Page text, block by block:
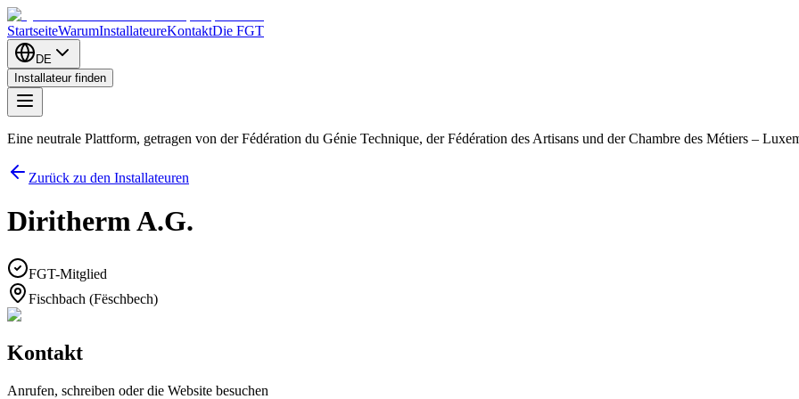
StartseiteWarumInstallateureKontaktDie FGT
DE
Installateur finden
Eine neutrale Plattform, getragen von der Fédération du Génie Technique, der Fédération des Artisans und der Chambre des Métiers –
Zurück zu den Installateuren
Diritherm A.G.
FGT-Mitglied
Fischbach (Fëschbech)
Kontakt
Anrufen, schreiben oder die Website besuchen